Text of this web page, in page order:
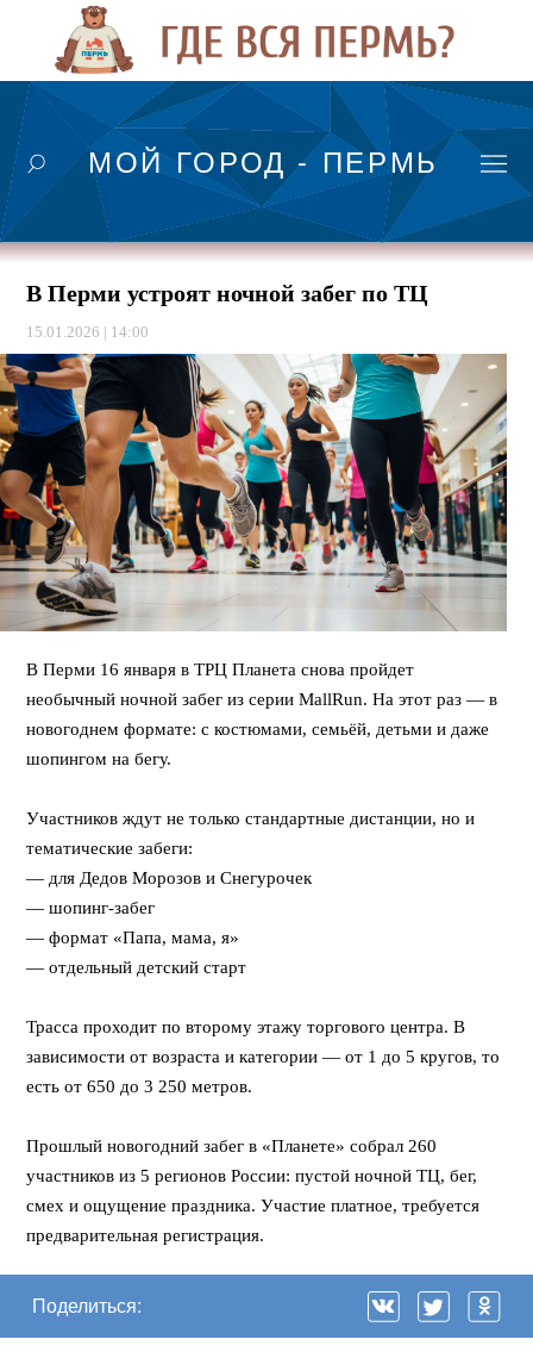
МОЙ ГОРОД - ПЕРМЬ
В Перми устроят ночной забег по ТЦ
15.01.2026 | 14:00
В Перми 16 января в ТРЦ Планета снова пройдет
необычный ночной забег из серии MallRun. На этот раз — в
новогоднем формате: с костюмами, семьёй, детьми и даже
шопингом на бегу.
Участников ждут не только стандартные дистанции, но и
тематические забеги:
— для Дедов Морозов и Снегурочек
— шопинг-забег
— формат «Папа, мама, я»
— отдельный детский старт
Трасса проходит по второму этажу торгового центра. В
зависимости от возраста и категории — от 1 до 5 кругов, то
есть от 650 до 3 250 метров.
Прошлый новогодний забег в «Планете» собрал 260
участников из 5 регионов России: пустой ночной ТЦ, бег,
смех и ощущение праздника. Участие платное, требуется
предварительная регистрация.
Поделиться: